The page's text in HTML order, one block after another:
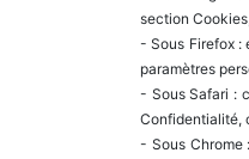
section
- Sous Firefox :
paramètres
- Sous Safari :
Confidentialité,
- Sous Chrome